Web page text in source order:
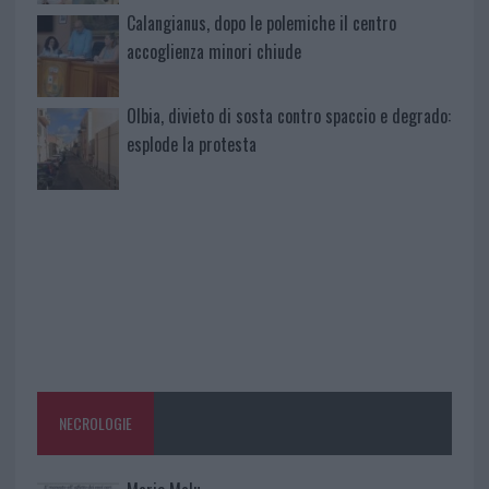
Calangianus, dopo le polemiche il centro
accoglienza minori chiude
Olbia, divieto di sosta contro spaccio e degrado:
esplode la protesta
NECROLOGIE